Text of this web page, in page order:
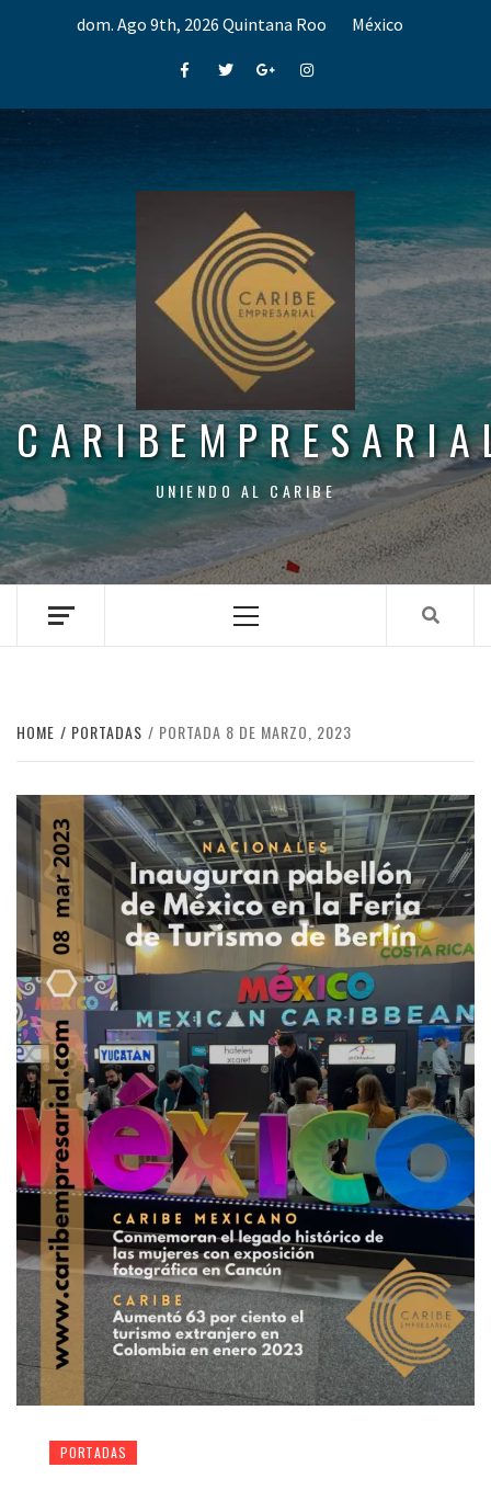
dom. Ago 9th, 2026 Quintana Roo México
FacebookTwitterGoogle+Instagram
UNIENDO AL CARIBE
Menu
HOME PORTADAS PORTADA 8 DE MARZO, 2023
PORTADAS